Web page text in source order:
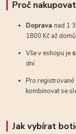
Proč
Dopravanad 1
1800 Kč až domů
Vše v eshopu je
dní
Pro registrované
kombinovat se
Jak vybírat